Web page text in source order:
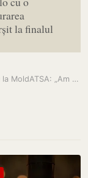
la finalul
Dorin Recean, precizări despre rolul său la MoldATSA: „Am mers acolo…